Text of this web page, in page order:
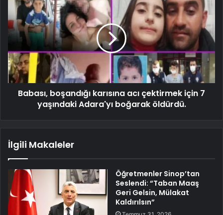
Babası, boşandığı karısına acı çektirmek için 7
yaşındaki Adara'yı boğarak öldürdü.
İlgili Makaleler
Öğretmenler Sinop’tan
Seslendi: “Taban Maaş
Geri Gelsin, Mülakat
Kaldırılsın”